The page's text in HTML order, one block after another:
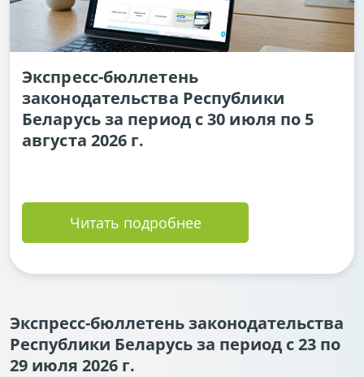
Экспресс-бюллетень
законодательства Республики
Беларусь за период с 30 июля по 5
августа 2026 г.
Читать подробнее
Экспресс-бюллетень законодательства
Республики Беларусь за период с 23 по
29 июля 2026 г.